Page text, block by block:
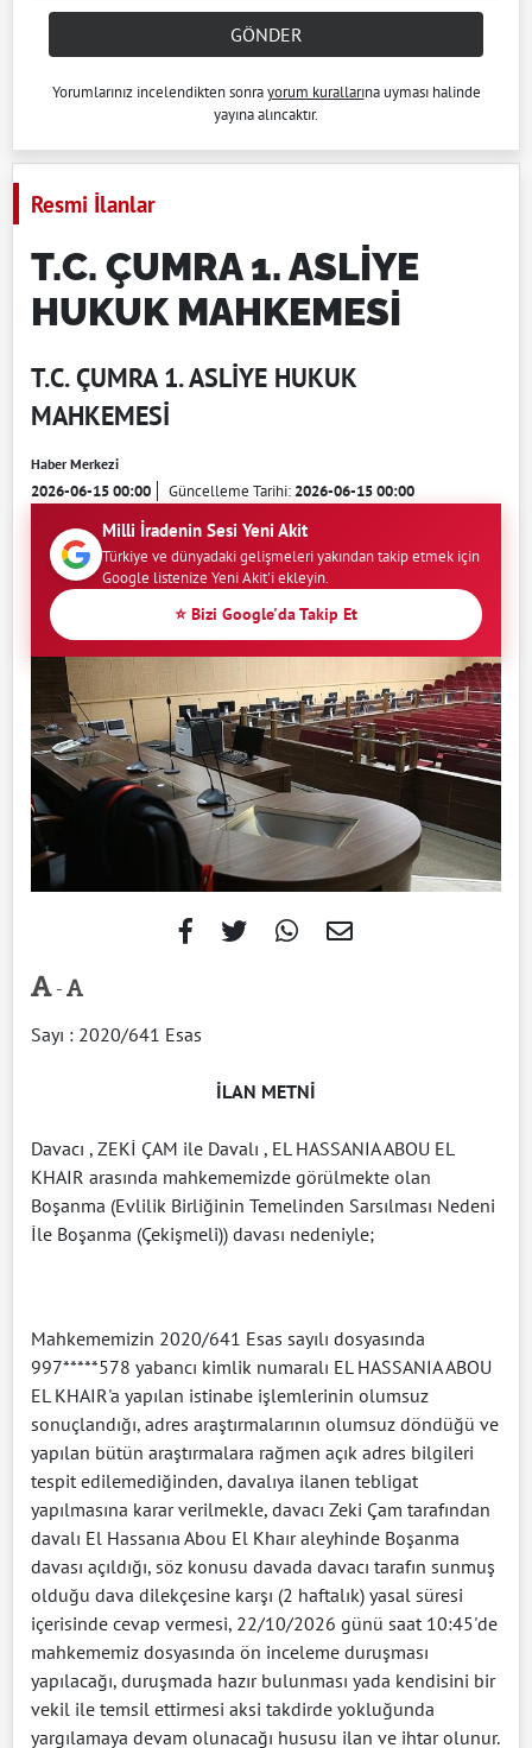
GÖNDER
Yorumlarınız incelendikten sonrayorum kurallarına uyması halinde
yayına alıncaktır.
Resmi İlanlar
T.C. ÇUMRA 1. ASLİYE
HUKUK MAHKEMESİ
T.C. ÇUMRA 1. ASLİYE HUKUK
MAHKEMESİ
Haber Merkezi
2026-06-15 00:00 Güncelleme Tarihi:2026-06-15 00:00
Milli İradenin Sesi Yeni Akit
Türkiye ve dünyadaki gelişmeleri yakından takip etmek için
Google listenize Yeni Akit'i ekleyin.
⭐ Bizi Google'da Takip Et
-
Sayı : 2020/641 Esas
İLAN METNİ
Davacı , ZEKİ ÇAM ile Davalı , EL HASSANIA ABOU EL
KHAIR arasında mahkememizde görülmekte olan
Boşanma (Evlilik Birliğinin Temelinden Sarsılması Nedeni
İle Boşanma (Çekişmeli)) davası nedeniyle;
Mahkememizin 2020/641 Esas sayılı dosyasında
997*****578 yabancı kimlik numaralı EL HASSANIA ABOU
EL KHAIR'a yapılan istinabe işlemlerinin olumsuz
sonuçlandığı, adres araştırmalarının olumsuz döndüğü ve
yapılan bütün araştırmalara rağmen açık adres bilgileri
tespit edilemediğinden, davalıya ilanen tebligat
yapılmasına karar verilmekle, davacı Zeki Çam tarafından
davalı El Hassanıa Abou El Khaır aleyhinde Boşanma
davası açıldığı, söz konusu davada davacı tarafın sunmuş
olduğu dava dilekçesine karşı (2 haftalık) yasal süresi
içerisinde cevap vermesi, 22/10/2026 günü saat 10:45'de
mahkememiz dosyasında ön inceleme duruşması
yapılacağı, duruşmada hazır bulunması yada kendisini bir
vekil ile temsil ettirmesi aksi takdirde yokluğunda
yargılamaya devam olunacağı hususu ilan ve ihtar olunur.